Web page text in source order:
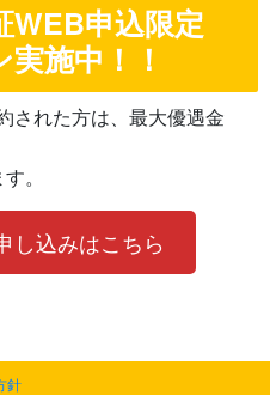
申込限定
施中！！
された方は、最大優遇金
。
し込みはこちら
針